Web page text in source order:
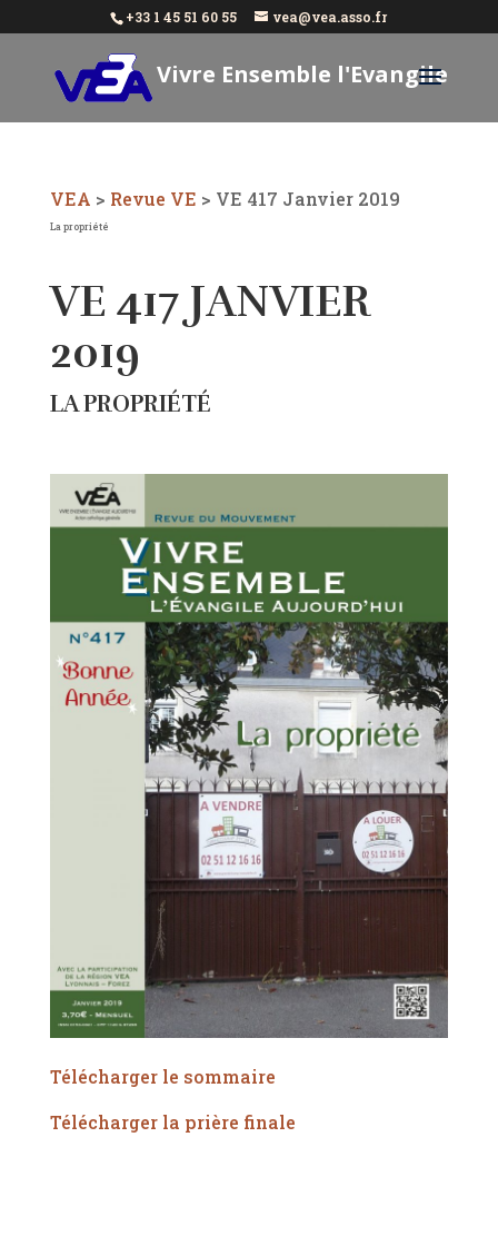
+33 1 45 51 60 55 vea@vea.asso.fr
Vivre Ensemble l'Evangile
VEA > Revue VE > VE 417 Janvier 2019
La propriété
VE 417 JANVIER
2019
LA PROPRIÉTÉ
Télécharger le sommaire
Télécharger la prière finale